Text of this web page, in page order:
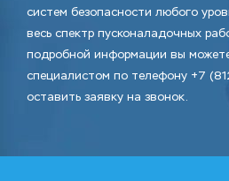
систем безопасности любого
весь спектр пусконаладочных
подробной информации вы
специалистом по телефону +7
оставить заявку на звонок.